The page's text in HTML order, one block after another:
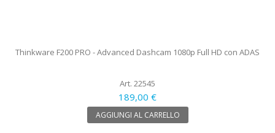
Thinkware F200 PRO - Advanced Dashcam 1080p Full HD con ADAS
Art. 22545
189,00 €
AGGIUNGI AL CARRELLO